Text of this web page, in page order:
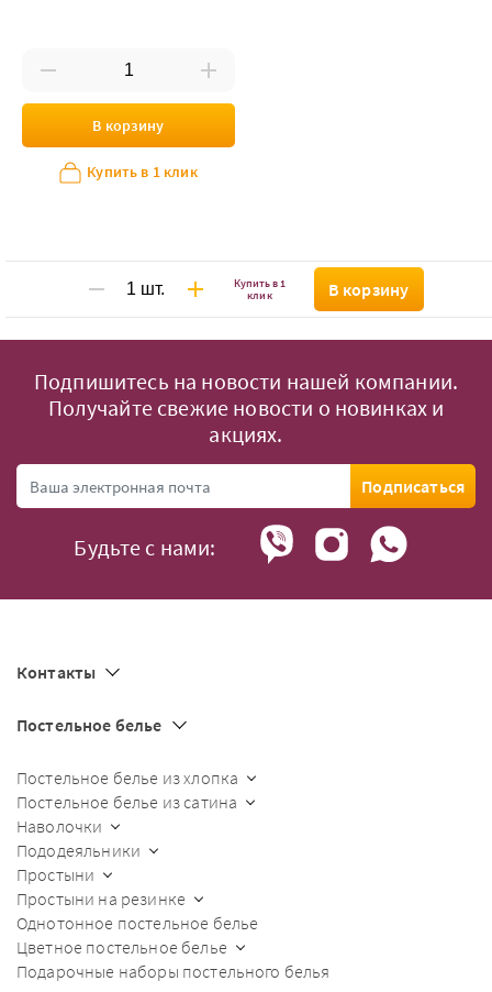
В корзину
Купить в 1 клик
Купить в 1
клик
В корзину
Подпишитесь на новости нашей компании.
Получайте свежие новости о новинках и
акциях.
Подписаться
Будьте с нами:
Контакты
Постельное белье
Постельное белье из хлопка
Постельное белье из сатина
Наволочки
Пододеяльники
Простыни
Простыни на резинке
Однотонное постельное белье
Цветное постельное белье
Подарочные наборы постельного белья